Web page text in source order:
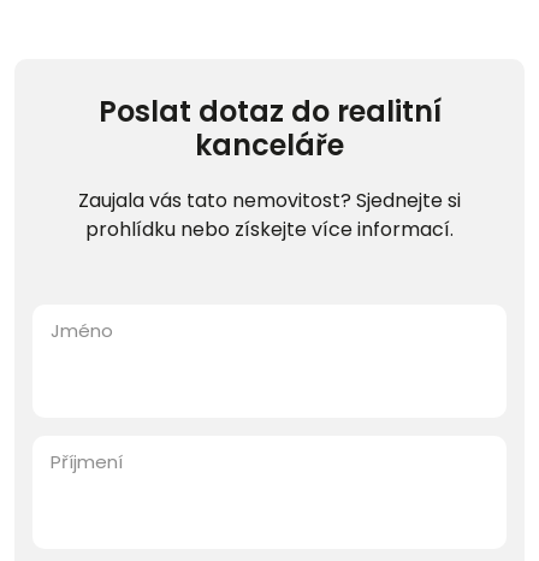
Poslat dotaz do realitní
kanceláře
Zaujala vás tato nemovitost? Sjednejte si
prohlídku nebo získejte více informací.
Jméno
Příjmení